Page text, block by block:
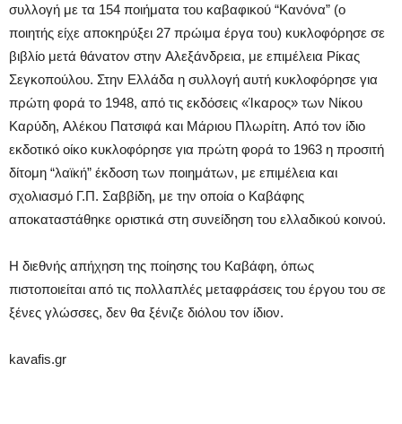
συλλογή με τα 154 ποιήματα του καβαφικού “Kανόνα” (ο
ποιητής είχε αποκηρύξει 27 πρώιμα έργα του) κυκλοφόρησε σε
βιβλίο μετά θάνατον στην Aλεξάνδρεια, με επιμέλεια Pίκας
Σεγκοπούλου. Στην Eλλάδα η συλλογή αυτή κυκλοφόρησε για
πρώτη φορά το 1948, από τις εκδόσεις «Ίκαρος» των Nίκου
Kαρύδη, Aλέκου Πατσιφά και Mάριου Πλωρίτη. Aπό τον ίδιο
εκδοτικό οίκο κυκλοφόρησε για πρώτη φορά το 1963 η προσιτή
δίτομη “λαϊκή” έκδοση των ποιημάτων, με επιμέλεια και
σχολιασμό Γ.Π. Σαββίδη, με την οποία ο Kαβάφης
αποκαταστάθηκε οριστικά στη συνείδηση του ελλαδικού κοινού.
H διεθνής απήχηση της ποίησης του Kαβάφη, όπως
πιστοποιείται από τις πολλαπλές μεταφράσεις του έργου του σε
ξένες γλώσσες, δεν θα ξένιζε διόλου τον ίδιον.
kavafis.gr